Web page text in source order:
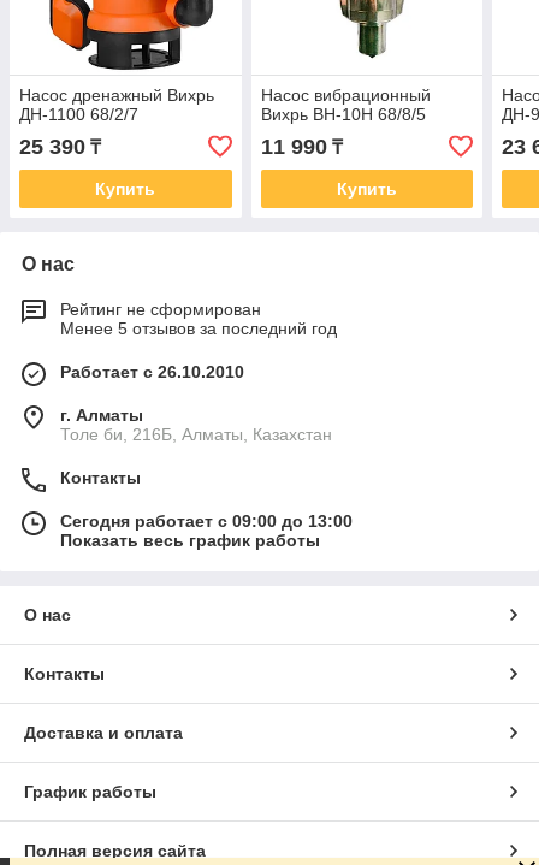
Насос дренажный Вихрь
ДН-1100 68/2/7
25 390 ₸
Купить
Насос вибрационный
Вихрь ВН-10Н 68/8/5
11 990₸
Купить
ДН-
23
О нас
Рейтинг не сформирован
Менее 5 отзывов за последний год
Работает с 26.10.2010
г. Алматы
Толе би, 216Б, Алматы, Казахстан
Контакты
Сегодня работает с 09:00 до 13:00
Показать весь график работы
О нас
Контакты
Доставка и оплата
График работы
Полная версия сайта